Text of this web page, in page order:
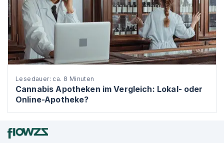
Lesedauer: ca. 8 Minuten
Cannabis Apotheken im Vergleich: Lokal- oder
Online-Apotheke?